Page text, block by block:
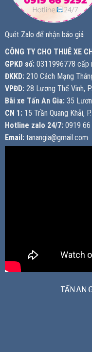
Quét Zalo để nhận báo giá
CÔNG TY CHO THUÊ XE
GPKD số: 0311996778 cấp
ĐKKD: 210 Cách Mạng
VPĐD: 28 Lương Thế Vinh,
Bãi xe Tấn An Gia: 35
CN 1: 15 Trần Quang Khải,
Hotline zalo 24/7: 0919
Email: tanangia@gmail.com
TẤN AN